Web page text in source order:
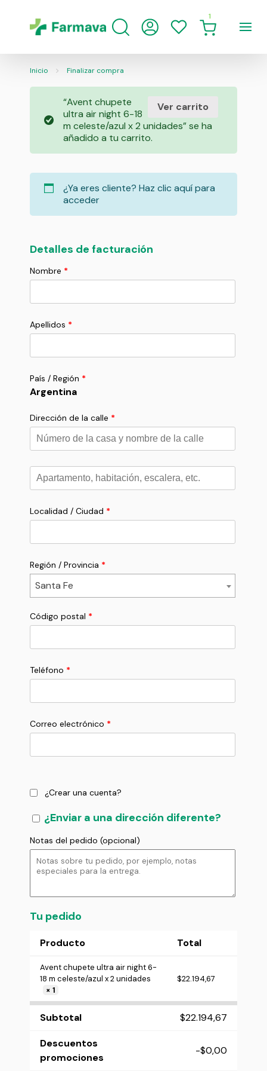
1
Inicio Finalizar compra
Ver carrito
“Avent chupete
ultra air night 6-18
m celeste/azul x 2 unidades” se ha
añadido a tu carrito.
¿Ya eres cliente? Haz clic aquí para
acceder
Detalles de facturación
Nombre *
Apellidos *
País / Región *
Argentina
Dirección de la calle *
Apartamento,
habitación,
escalera,
Localidad / Ciudad *
Región / Provincia *
Santa Fe
Código postal *
Teléfono *
Correo electrónico *
¿Crear una cuenta?
¿Enviar a una dirección diferente?
Notas del pedido (opcional)
Tu pedido
Producto Total
Avent chupete ultra air night 6-
18 m celeste/azul x 2 unidades
× 1
$22.194,67
Subtotal $22.194,67
Descuentos
promociones
-$0,00